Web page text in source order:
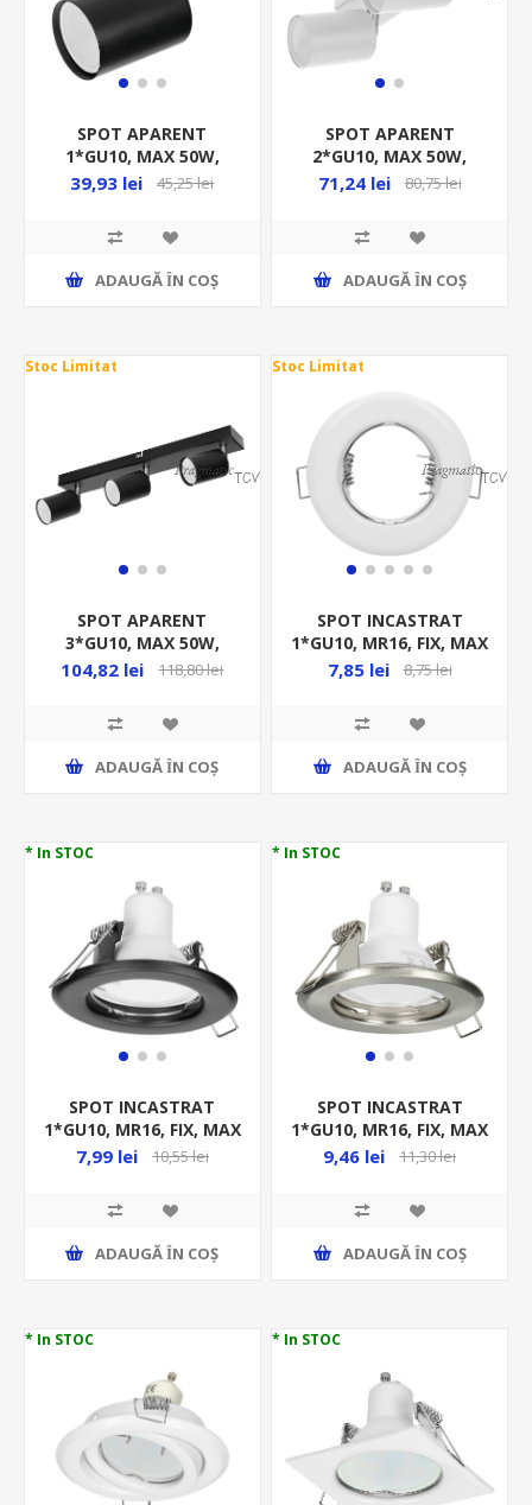
SPOT APARENT
1*GU10, MAX 50W,
ROT, 1BRAT, METAL,
39,93 lei 45,25 lei
ADAUGĂ ȊN COŞ
SPOT APARENT
2*GU10, MAX 50W,
BARA, 2 BRATE, METAL,
71,24 lei 80,75 lei
ADAUGĂ ȊN COŞ
Stoc Limitat
SPOT APARENT
3*GU10, MAX 50W,
BARA, 3 BRATE, METAL,
104,82 lei 118,80 lei
ADAUGĂ ȊN COŞ
Stoc Limitat
SPOT INCASTRAT
1*GU10, MR16, FIX, MAX
50W, 230V, ALB, , IP20,
7,85 lei 8,75 lei
ADAUGĂ ȊN COŞ
* In STOC
SPOT INCASTRAT
1*GU10, MR16, FIX, MAX
50W, 230V, NEGRU,
7,99 lei 10,55 lei
ADAUGĂ ȊN COŞ
* In STOC
SPOT INCASTRAT
1*GU10, MR16, FIX, MAX
50W, 230V, SATINAT,
9,46 lei 11,30 lei
ADAUGĂ ȊN COŞ
* In STOC * In STOC